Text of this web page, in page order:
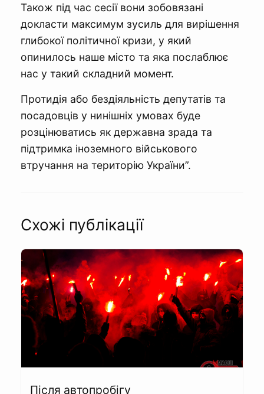
Також під час сесії вони зобовязані
докласти максимум зусиль для вирішення
глибокої політичної кризи, у який
опинилось наше місто та яка послаблює
нас у такий складний момент.
Протидія або бездіяльність депутатів та
посадовців у нинішніх умовах буде
розцінюватись як державна зрада та
підтримка іноземного військового
втручання на територію України”.
Схожі публікації
Після автопробігу